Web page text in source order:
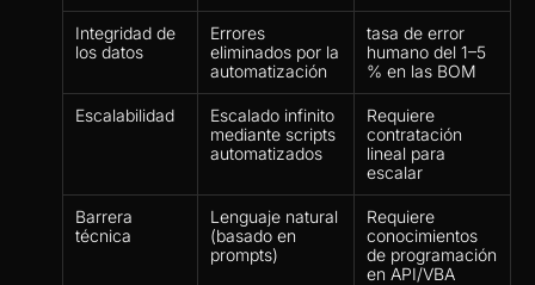
Integridad de
los datos
Errores
eliminados por la
automatización
tasa de error
humano del 1–5
% en las BOM
Escalabilidad
Escalado infinito
mediante scripts
automatizados
Requiere
contratación
lineal para
escalar
Barrera
técnica
Lenguaje natural
(basado en
prompts)
Requiere
conocimientos
de programación
en API/VBA